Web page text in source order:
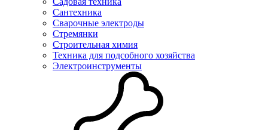
Сантехника
Сварочные электроды
Стремянки
Строительная химия
Техника для подсобного хозяйства
Электроинструменты